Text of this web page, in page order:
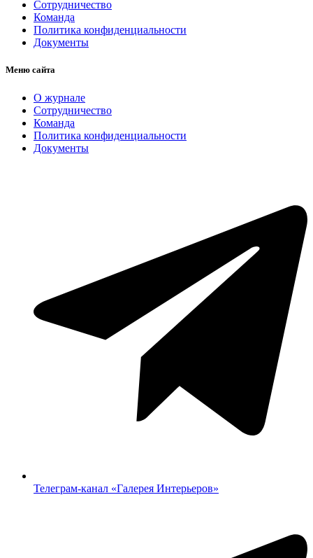
Сотрудничество
Команда
Политика конфиденциальности
Документы
Меню сайта
О журнале
Сотрудничество
Команда
Политика конфиденциальности
Документы
Телеграм-канал «‎Галерея Интерьеров»‎